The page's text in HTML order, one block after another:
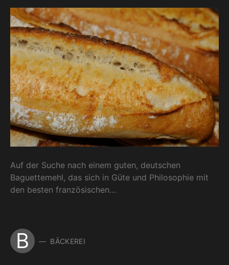
Auf der Suche nach einem guten, deutschen
Baguettemehl, das sich in Güte und Philosophie mit
den besten französischen…
B BÄCKEREI